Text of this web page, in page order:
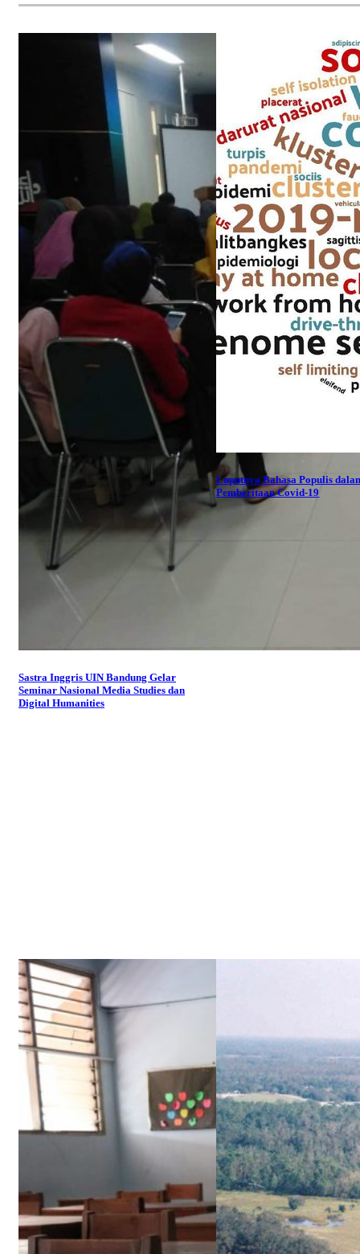
Sastra Inggris UIN Bandung Gelar
Seminar Nasional Media Studies dan
Digital Humanities
Luputnya Bahasa Populis
Pemberitaan Covid-19